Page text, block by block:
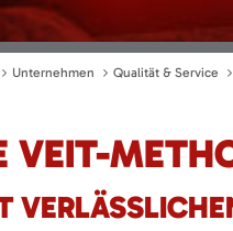
Unternehmen Qualität & Service
VEIT-